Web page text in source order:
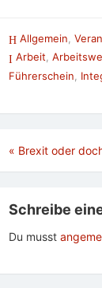
Allgemein
Arbeit,
Führerschein
« Brexit oder
Schreibe
Du musst